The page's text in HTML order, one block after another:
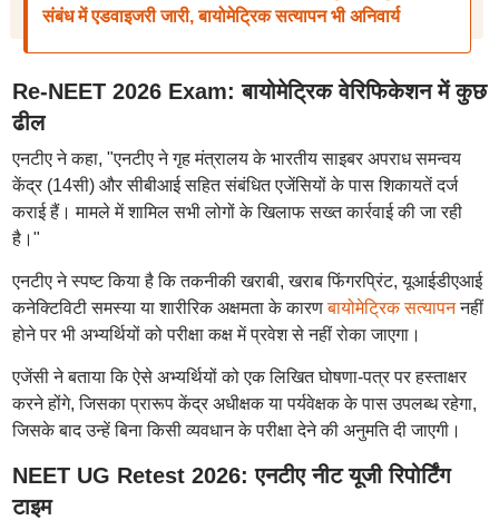
संबंध में एडवाइजरी जारी, बायोमेट्रिक सत्यापन भी अनिवार्य
Re-NEET 2026 Exam: बायोमेट्रिक वेरिफिकेशन में कुछ
ढील
एनटीए ने कहा, "एनटीए ने गृह मंत्रालय के भारतीय साइबर अपराध समन्वय
केंद्र (14सी) और सीबीआई सहित संबंधित एजेंसियों के पास शिकायतें दर्ज
कराई हैं। मामले में शामिल सभी लोगों के खिलाफ सख्त कार्रवाई की जा रही
है।"
एनटीए ने स्पष्ट किया है कि तकनीकी खराबी, खराब फिंगरप्रिंट, यूआईडीएआई
कनेक्टिविटी समस्या या शारीरिक अक्षमता के कारणबायोमेट्रिक सत्यापननहीं
होने पर भी अभ्यर्थियों को परीक्षा कक्ष में प्रवेश से नहीं रोका जाएगा।
एजेंसी ने बताया कि ऐसे अभ्यर्थियों को एक लिखित घोषणा-पत्र पर हस्ताक्षर
करने होंगे, जिसका प्रारूप केंद्र अधीक्षक या पर्यवेक्षक के पास उपलब्ध रहेगा,
जिसके बाद उन्हें बिना किसी व्यवधान के परीक्षा देने की अनुमति दी जाएगी।
NEET UG Retest 2026: एनटीए नीट यूजी रिपोर्टिंग
टाइम